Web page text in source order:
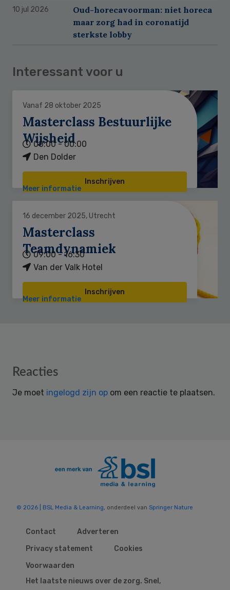
10 jul 2026
Oud-horecavoorman: niet horeca
maar zorg had in coronatijd
sterkste lobby
Interessant voor u
Vanaf 28 oktober 2025
Masterclass Bestuurlijke
Wijsheid
00:00 - 00:00
Den Dolder
Inschrijven
Meer informatie
16 december 2025, Utrecht
Masterclass
Teamdynamiek
09:00 - 16:30
Van der Valk Hotel
Inschrijven
Meer informatie
Reader
Reacties
Je moet ingelogd zijn op om een reactie te plaatsen.
© 2026 | BSL Media & Learning, onderdeel van Springer Nature
Contact
Adverteren
Privacy statement
Cookies
Voorwaarden
Het laatste nieuws over de zorg. Snel,